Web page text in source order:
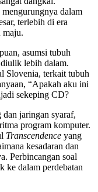
dalam
terlebih di era
maju.
asumsi tubuh
lebih dalam.
Slovenia, terkait tubuh
“Apakah aku ini
sekeping CD?
jaringan syaraf,
program komputer.
Transcendence yang
kesadaran dan
Perbincangan soal
ke dalam perdebatan